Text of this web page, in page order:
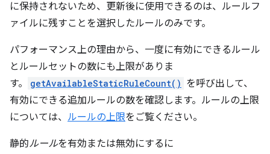
に保持されないため、更新後に使用できるのは、ルールフ
ァイルに残すことを選択したルールのみです。
パフォーマンス上の理由から、一度に有効にできるルール
とルールセットの数にも上限がありま
す。
getAvailableStaticRuleCount() を呼び出して、
有効にできる追加ルールの数を確認します。ルールの上限
については、 ルールの上限をご覧ください。
静的ルールを有効または無効にするに